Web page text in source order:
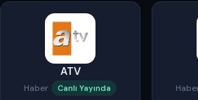
ATV
Haber Canlı Yayında